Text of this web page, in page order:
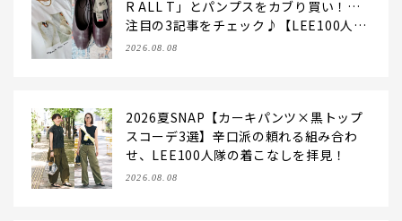
R ALL T」とパンプスをカブり買い！…
注目の3記事をチェック♪【LEE100人
隊・2026】
2026.08.08
2026夏SNAP【カーキパンツ×黒トップ
スコーデ3選】辛口派の頼れる組み合わ
せ、LEE100人隊の着こなしを拝見！
2026.08.08